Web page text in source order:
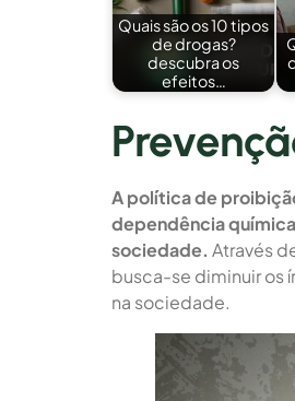
Quais são os 10 tipos
de drogas?
descubra os
efeitos…
A política de
dependência
sociedade. Através
busca-se diminuir os
na sociedade.